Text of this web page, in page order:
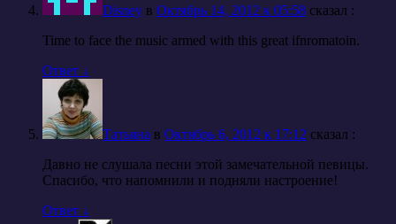
Disney в Октябрь 14, 2012 к 05:58 cказал :
Time to face the music armed with this great ifnromatoin.
Ответ ↓
Татьяна в Октябрь 6, 2012 к 17:12 cказал :
Давно не слушала песни этой замечательной певицы.
Спасибо, что напомнили и подняли настроение!
Ответ ↓